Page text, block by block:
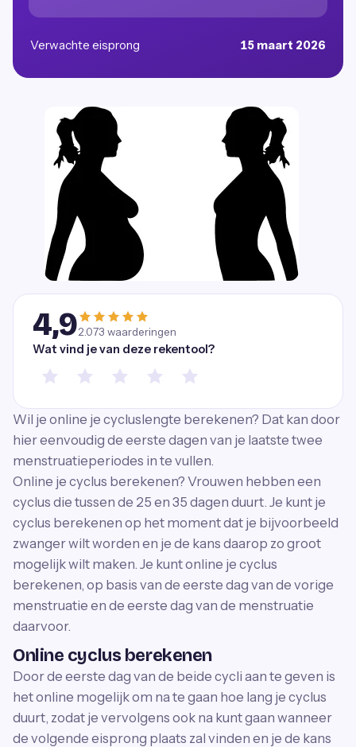
Verwachte eisprong 15 maart 2026
4,92.073 waarderingen
Wat vind je van deze rekentool?
Wil je online je cycluslengte berekenen? Dat kan door
hier eenvoudig de eerste dagen van je laatste twee
menstruatieperiodes in te vullen.
Online je cyclus berekenen? Vrouwen hebben een
cyclus die tussen de 25 en 35 dagen duurt. Je kunt je
cyclus berekenen op het moment dat je bijvoorbeeld
zwanger wilt worden en je de kans daarop zo groot
mogelijk wilt maken. Je kunt online je cyclus
berekenen, op basis van de eerste dag van de vorige
menstruatie en de eerste dag van de menstruatie
daarvoor.
Online cyclus berekenen
Door de eerste dag van de beide cycli aan te geven is
het online mogelijk om na te gaan hoe lang je cyclus
duurt, zodat je vervolgens ook na kunt gaan wanneer
de volgende eisprong plaats zal vinden en je de kans